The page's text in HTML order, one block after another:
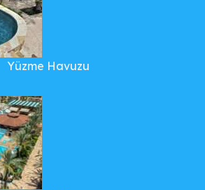
Yüzme Havuzu